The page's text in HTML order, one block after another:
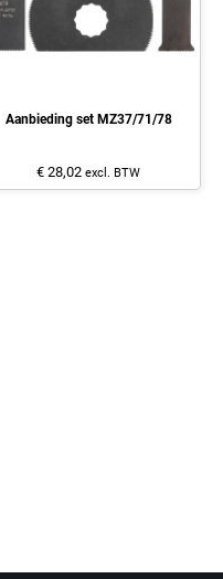
Aanbieding set MZ37/71/78
€ 28,02 excl. BTW